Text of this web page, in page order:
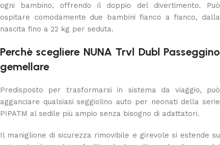
ogni bambino, offrendo il doppio del divertimento. Può
ospitare comodamente due bambini fianco a fianco, dalla
nascita fino a 22 kg per seduta.
Perchè scegliere NUNA Trvl Dubl Passeggino
gemellare
Predisposto per trasformarsi in sistema da viaggio, può
agganciare qualsiasi seggiolino auto per neonati della serie
PIPATM al sedile più ampio senza bisogno di adattatori.
Il maniglione di sicurezza rimovibile e girevole si estende su